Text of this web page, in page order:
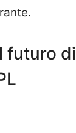
futuro di